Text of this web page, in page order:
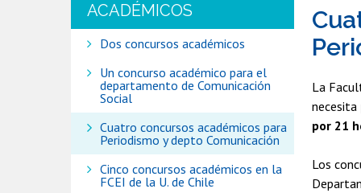
ACADÉMICOS
Dos concursos académicos
Un concurso académico para el
departamento de Comunicación
Social
Cuatro concursos académicos para
Periodismo y depto Comunicación
Cinco concursos académicos en la
FCEI de la U. de Chile
La
necesita
por 21
Los